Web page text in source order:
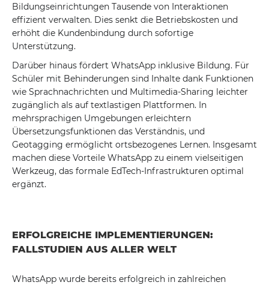
Bildungseinrichtungen Tausende von Interaktionen
effizient verwalten. Dies senkt die Betriebskosten und
erhöht die Kundenbindung durch sofortige
Unterstützung.
Darüber hinaus fördert WhatsApp inklusive Bildung. Für
Schüler mit Behinderungen sind Inhalte dank Funktionen
wie Sprachnachrichten und Multimedia-Sharing leichter
zugänglich als auf textlastigen Plattformen. In
mehrsprachigen Umgebungen erleichtern
Übersetzungsfunktionen das Verständnis, und
Geotagging ermöglicht ortsbezogenes Lernen. Insgesamt
machen diese Vorteile WhatsApp zu einem vielseitigen
Werkzeug, das formale EdTech-Infrastrukturen optimal
ergänzt.
ERFOLGREICHE IMPLEMENTIERUNGEN:
FALLSTUDIEN AUS ALLER WELT
WhatsApp wurde bereits erfolgreich in zahlreichen